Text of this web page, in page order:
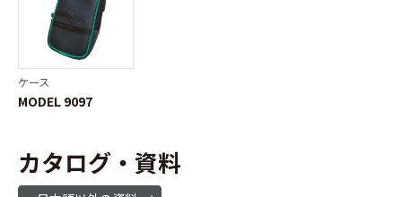
ケース
MODEL 9097
カタログ・資料